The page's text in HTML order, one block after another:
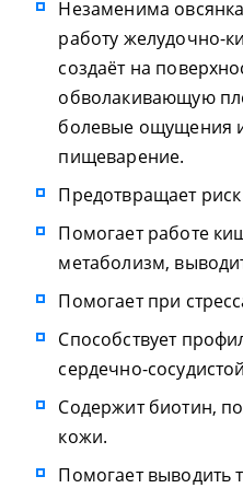
Незаменима
работу желудочно-
создаёт на
обволакивающую
болевые ощущения
пищеварение.
Предотвращает
Помогает работе
метаболизм,
Помогает при
Способствует
сердечно-
Содержит биотин,
кожи.
Помогает выводить